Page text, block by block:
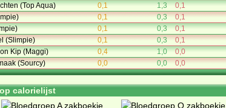
(Top Aqua)
0,1 1,3 0,1
0,1 0,3 0,1
0,1 0,3 0,1
(Slimpie)
0,1 0,3 0,1
Kip (Maggi)
0,4 1,0 0,0
(Sourcy)
0,0 0,0 0,0
calorielijst